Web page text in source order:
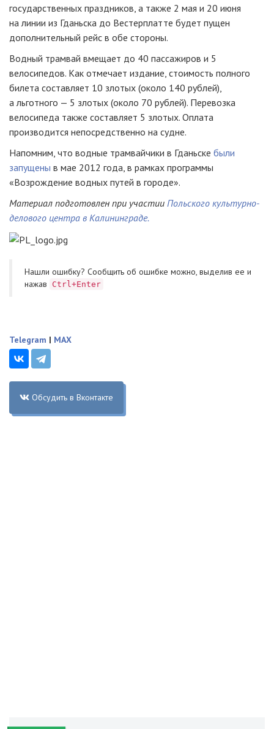
государственных праздников, а также 2 мая и 20 июня
на линии из Гданьска до Вестерплатте будет пущен
дополнительный рейс в обе стороны.
Водный трамвай вмещает до 40 пассажиров и 5
велосипедов. Как отмечает издание, стоимость полного
билета составляет 10 злотых (около 140 рублей),
а льготного — 5 злотых (около 70 рублей). Перевозка
велосипеда также составляет 5 злотых. Оплата
производится непосредственно на судне.
Напомним, что водные трамвайчики в Гданьске были
запущены в мае 2012 года, в рамках программы
«Возрождение водных путей в городе».
Материал подготовлен при участии Польского культурно-
делового центра в Калининграде.
Нашли ошибку? Cообщить об ошибке можно, выделив ее и
нажав
Ctrl+Enter
Telegram | MAX
Обсудить в Вконтакте